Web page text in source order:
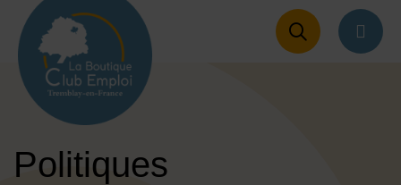
Menu de raccourcis
Politiques